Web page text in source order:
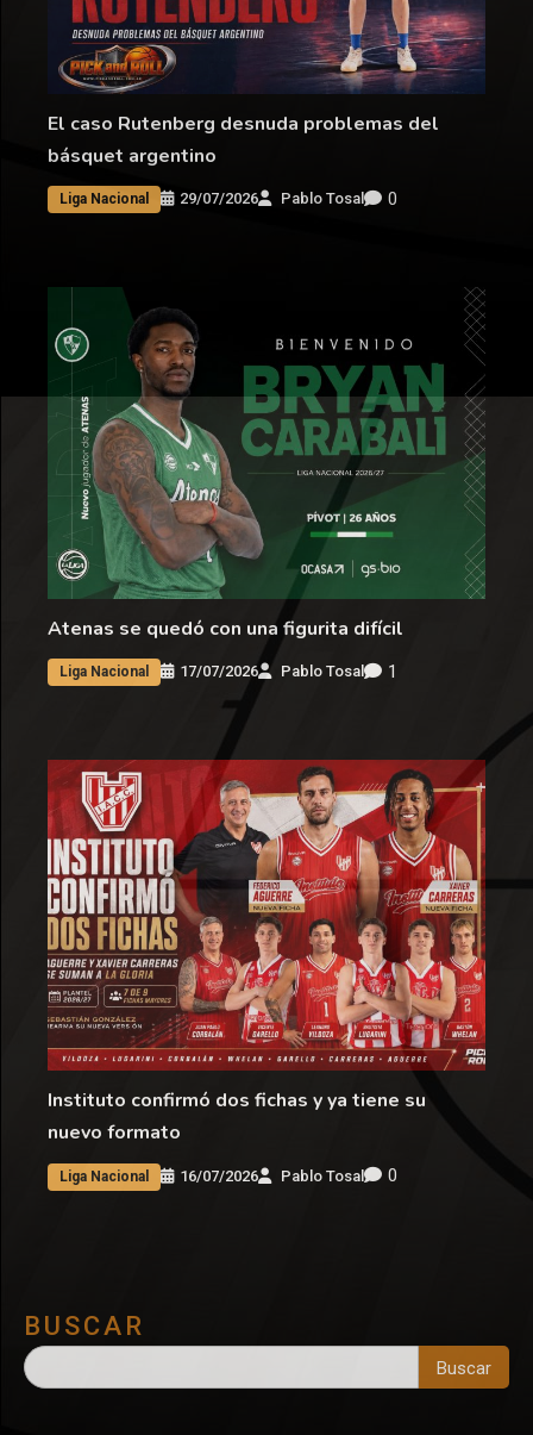
El caso Rutenberg desnuda problemas del
básquet argentino
Liga Nacional 29/07/2026 Pablo Tosal 0
Atenas se quedó con una figurita difícil
Liga Nacional 17/07/2026 Pablo Tosal 1
Instituto confirmó dos fichas y ya tiene su
nuevo formato
Liga Nacional 16/07/2026 Pablo Tosal 0
BUSCAR
Buscar